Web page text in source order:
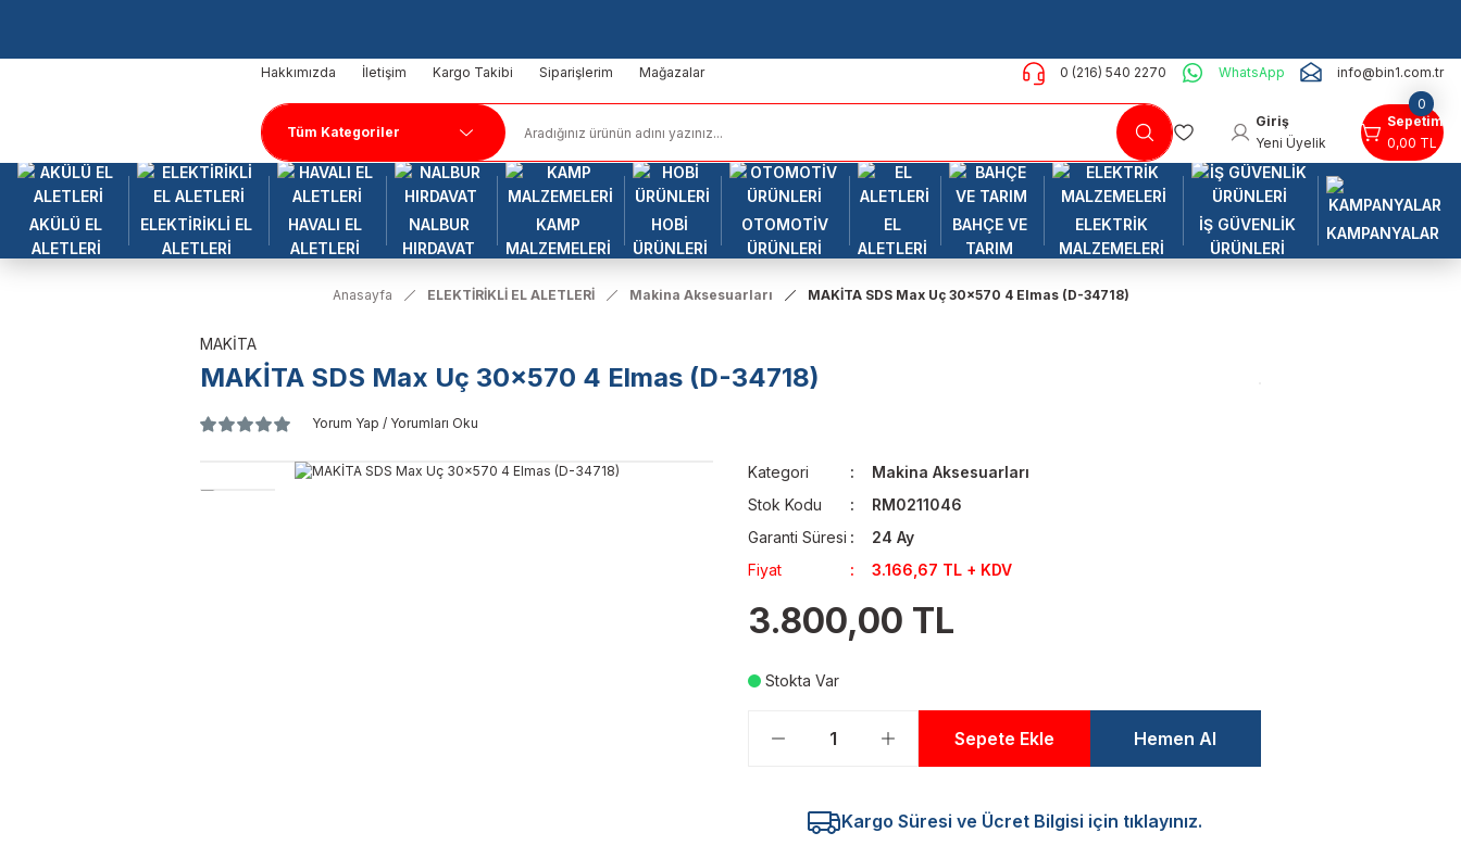
Hakkımızda İletişim Kargo Takibi Siparişlerim Mağazalar 0 (216) 540 2270 WhatsApp info@bin1.com.tr
Giriş
Yeni Üyelik
Sepetim
0,00 TL
0
AKÜLÜ EL
ALETLERİ
ELEKTİRİKLİ EL
ALETLERİ
HAVALI EL
ALETLERİ
NALBUR
HIRDAVAT
KAMP
MALZEMELERİ
HOBİ
ÜRÜNLERİ
OTOMOTİV
ÜRÜNLERİ
EL
ALETLERİ
BAHÇE VE
TARIM
ELEKTRİK
MALZEMELERİ
İŞ GÜVENLİK
ÜRÜNLERİ
KAMPANYALAR
Anasayfa ELEKTİRİKLİ EL ALETLERİ Makina Aksesuarları MAKİTA SDS Max Uç 30x570 4 Elmas (D-34718)
MAKİTA
MAKİTA SDS Max Uç 30x570 4 Elmas (D-34718)
Yorum Yap / Yorumları Oku
Kategori
Makina Aksesuarları
Stok Kodu
RM0211046
Garanti Süresi
24 Ay
Fiyat
3.166,67 TL + KDV
3.800,00 TL
Stokta Var
Sepete Ekle Hemen Al
Kargo Süresi ve Ücret Bilgisi için tıklayınız.